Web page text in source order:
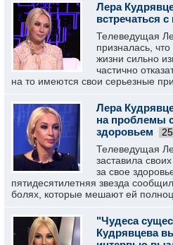
Лера
встречаться
Телеведущая
призналась,
жизни сильно
частично
на то имеются свои серьезные
Лера
на проблемы
здоровьем
Телеведущая
заставила
за свое
пятидесятилетняя звезда
болях, которые мешают ей
"Чудеса
Кудрявцева